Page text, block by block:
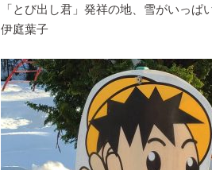
「とび出し君」発祥の地、雪がいっ
伊庭葉子